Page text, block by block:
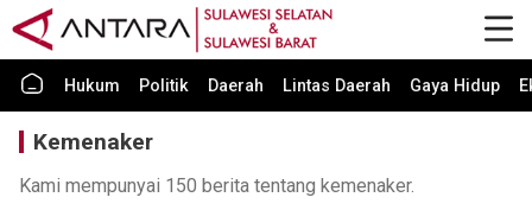
Hukum Politik Daerah Lintas Daerah Gaya Hidup
Kemenaker
Kami mempunyai 150 berita tentang kemenaker.